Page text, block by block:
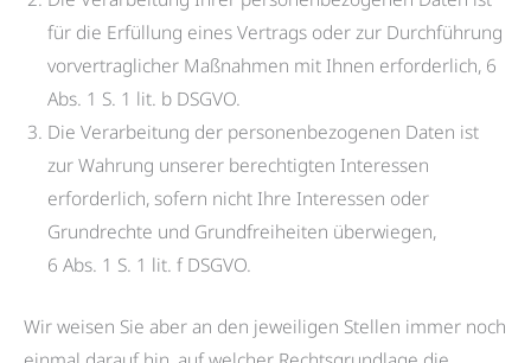
für die Erfüllung eines Vertrags oder zur Durchführung
vorvertraglicher Maßnahmen mit Ihnen erforderlich, 6
Abs. 1 S. 1 lit. b DSGVO.
Die Verarbeitung der personenbezogenen Daten ist
zur Wahrung unserer berechtigten Interessen
erforderlich, sofern nicht Ihre Interessen oder
Grundrechte und Grundfreiheiten überwiegen,
6 Abs. 1 S. 1 lit. f DSGVO.
Wir weisen Sie aber an den jeweiligen Stellen immer noch